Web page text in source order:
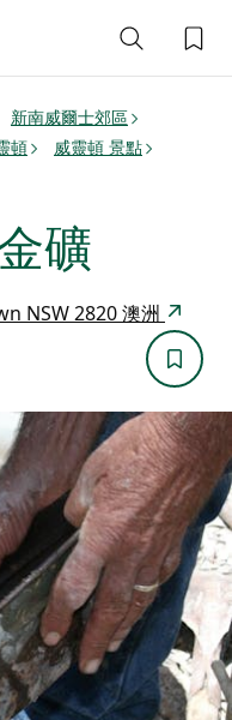
新南威爾士郊區
頓
威靈頓 景點
礦
NSW 2820 澳洲